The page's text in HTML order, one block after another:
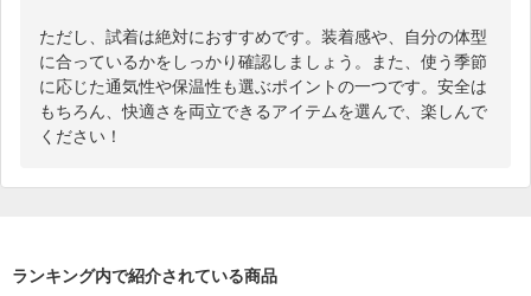
ただし、試着は絶対におすすめです。装着感や、自分の体型
に合っているかをしっかり確認しましょう。また、使う季節
に応じた通気性や保温性も選ぶポイントの一つです。安全は
もちろん、快適さを両立できるアイテムを選んで、楽しんで
ください！
ランキング内で紹介されている商品